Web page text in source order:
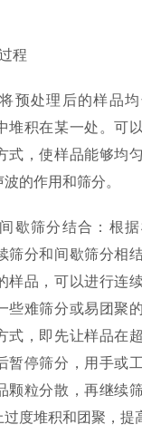
程
处理后的样品均
堆积在某一处。可
式，使样品能够均
的作用和筛分。
筛分结合：根据
筛分和间歇筛分相
样品，可以进行连
些难筛分或易团聚
式，即先让样品在
暂停筛分，用手或
颗粒分散，再继续
度堆积和团聚，提